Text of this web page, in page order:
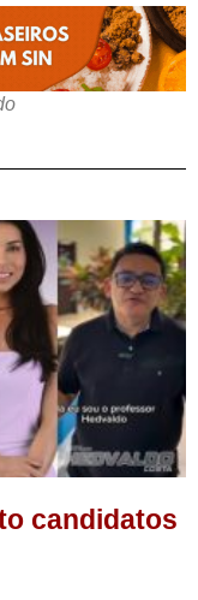
candidatos